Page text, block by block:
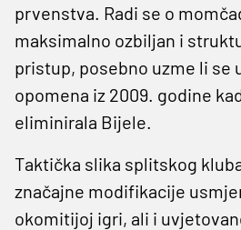
prvenstva. Radi se o
maksimalno ozbiljan i
pristup, posebno uzme li se
opomena iz 2009. godine
eliminirala Bijele.
Taktička slika splitskog
značajne modifikacije
okomitijoj igri, ali i